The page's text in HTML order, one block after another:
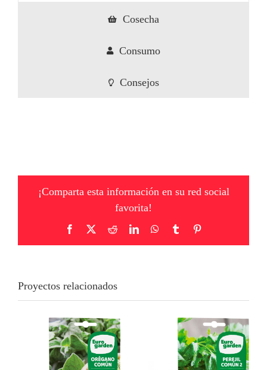
Cosecha
Consumo
Consejos
¡Comparta esta información en su red social
favorita!
Facebook RedditLinkedInWhatsApp
Tumblr
Proyectos relacionados